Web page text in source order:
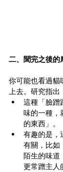
二、聞完之後的
你可能也看過貓
上去。研究指出
這種「臉蹭
味的一種，
的東西」。
有趣的是，
有關，比如
陌生的味道
更常蹭主人